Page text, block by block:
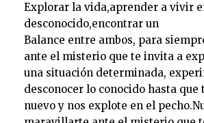
Explorar la vida,aprender a vivir
desconocido,encontrar un
Balance entre ambos, para
ante el misterio que te invita a
una situación determinada,
desconocer lo conocido hasta que
nuevo y nos explote en el